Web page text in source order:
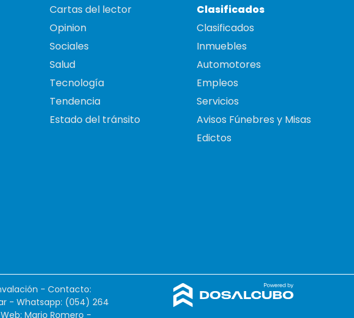
Cartas del lector
Opinion
Sociales
Salud
Tecnología
Tendencia
Estado del tránsito
Clasificados
Clasificados
Inmuebles
Automotores
Empleos
Servicios
Avisos Fúnebres y Misas
Edictos
- Contacto:
- Whatsapp: (054) 264
Mario Romero -